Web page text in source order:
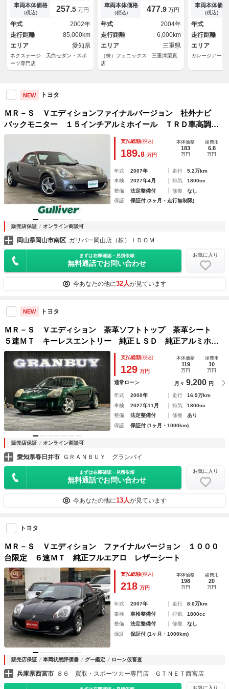
ー 純正１６インチＡＷ 革巻
ステアリング
車両本体価格
(税込) 257.5 万円
年式
2002年
走行距離
85,000km
エリア
愛知県
ネクステージ 天白セダン・スポ
ーツ専門店
オーリンズ車高調★ＷＯＲＫＭ
ＥＩＳＴＥＲ★６速ＭＴ★茶本
革シート★ナルディ革巻きステ
アリング★ブリスターフェンダ
ー★ダックテール★ＥＴＣ★ワ
ンオフマフラー★キーレス★
車両本体価格
(税込) 477.9 万円
年式
2004年
走行距離
6,000km
エリア
三重県
（株）フェニックス 三重津栗真
店
タナベリア
ＣＯアンダー
車両本体価格
(税込)
年式
走行距離
エリア
ガレージアール
NEW トヨタ
ＭＲ－Ｓ Ｖエディションファイナルバージョン 社外ナビ
バックモニター １５インチアルミホイール ＴＲＤ車高調
社外マフラー レザーシート 社外レーダー 純正フロアマッ
ト フォグライト ステアリングスイッチ ＡＣ Ｂｌｕｅｔ
ｏｏｔｈ フルセグＴＶ
支払総額(税込)
189.8 万円
本体価格
183
万円
諸費用
6.8
万円
年式 2007年 走行
5.2万km
車検
2027年4月 排気
1800cc
整備
法定整備付 修復
なし
保証
保証付 (3ヶ月・走行無制限)
販売店保証 オンライン商談可
岡山県岡山市南区 ガリバー岡山店（株）ＩＤＯＭ
まずは在庫確認・見積依頼
無料通話でお問い合わせ
お気に入り
今あなたの他に32人が見ています
NEW トヨタ
ＭＲ－Ｓ Ｖエディション 茶革ソフトトップ 茶革シート
５速ＭＴ キーレスエントリー 純正ＬＳＤ 純正アルミホイ
ール ＥＴＣ ＣＤデッキ 助手席エアバック スペアタイヤ
カバー スペアタイヤ
支払総額(税込)
129 万円
本体価格
119
万円
諸費用
10
万円
通常ローン 月々 9,200 円
年式 2000年 走行
16.9万km
車検
2027年11月 排気
1800cc
整備
法定整備付 修復
あり
保証
保証付 (1ヶ月・1000km)
販売店保証 オンライン商談可
愛知県春日井市 ＧＲＡＮＢＵＹ グランバイ
まずは在庫確認・見積依頼
無料通話でお問い合わせ
お気に入り
今あなたの他に13人が見ています
トヨタ
ＭＲ－Ｓ Ｖエディション ファイナルバージョン １０００
台限定 ６速ＭＴ 純正フルエアロ レザーシート
支払総額(税込)
218 万円
本体価格
198
万円
諸費用
20
万円
年式 2007年 走行
8.0万km
車検
車検整備付 排気
1800cc
整備
法定整備付 修復
なし
保証
保証付 (1ヶ月・1000km)
販売店保証 車両状態評価書 グー鑑定 ローン仮審査
兵庫県西宮市 ８６ 買取・スポーツカー専門店 ＧＴＮＥＴ西宮店
お気に入り